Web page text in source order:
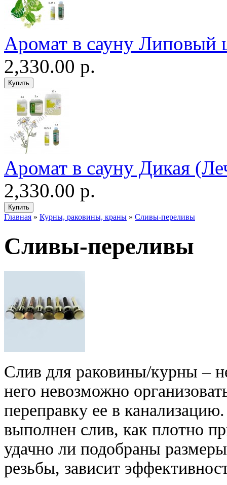
Аромат в сауну Липовый
2,330.00 р.
Аромат в сауну Дикая
2,330.00 р.
Главная » Курны, раковины, краны » Сливы-переливы
Сливы-переливы
Слив для раковины/курны –
него невозможно
переправку ее в
выполнен слив, как плотно
удачно ли подобраны
резьбы, зависит